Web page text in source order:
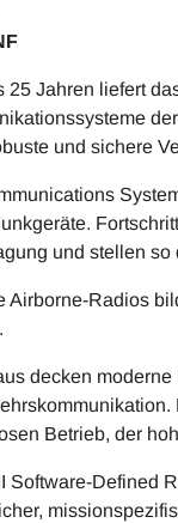
25 Jahren liefert
und sichere
und stellen
Airborne-Radios
decken
Betrieb, der
Software-Defined